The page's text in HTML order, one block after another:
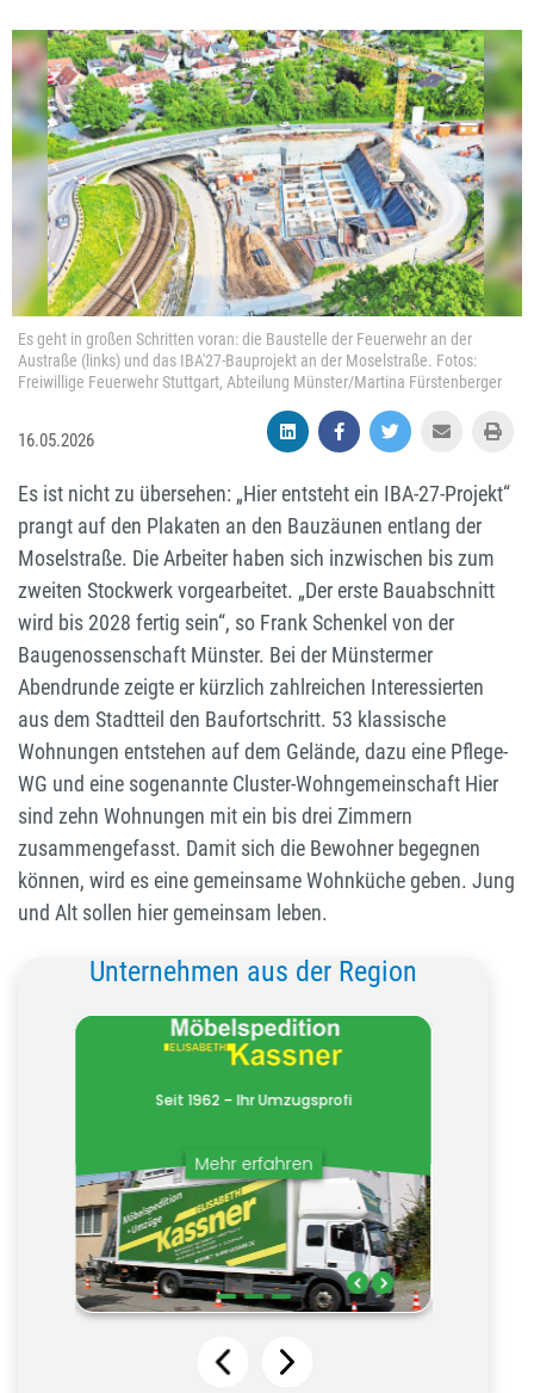
Es geht in großen Schritten voran: die Baustelle der Feuerwehr an der
Austraße (links) und das IBA'27-Bauprojekt an der Moselstraße. Fotos:
Freiwillige Feuerwehr Stuttgart, Abteilung Münster/Martina Fürstenberger
16.05.2026
Es ist nicht zu übersehen: „Hier entsteht ein IBA-27-Projekt“
prangt auf den Plakaten an den Bauzäunen entlang der
Moselstraße. Die Arbeiter haben sich inzwischen bis zum
zweiten Stockwerk vorgearbeitet. „Der erste Bauabschnitt
wird bis 2028 fertig sein“, so Frank Schenkel von der
Baugenossenschaft Münster. Bei der Münstermer
Abendrunde zeigte er kürzlich zahlreichen Interessierten
aus dem Stadtteil den Baufortschritt. 53 klassische
Wohnungen entstehen auf dem Gelände, dazu eine Pflege-
WG und eine sogenannte Cluster-Wohngemeinschaft Hier
sind zehn Wohnungen mit ein bis drei Zimmern
zusammengefasst. Damit sich die Bewohner begegnen
können, wird es eine gemeinsame Wohnküche geben. Jung
und Alt sollen hier gemeinsam leben.
Unternehmen aus der Region